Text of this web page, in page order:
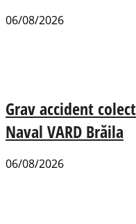
06/08/2026
Grav accident
Naval VARD Brăila
06/08/2026